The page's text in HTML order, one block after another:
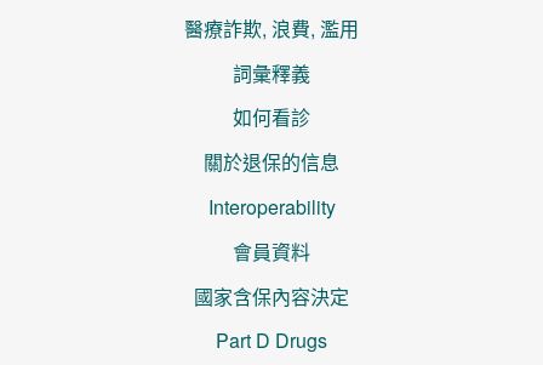
醫療詐欺, 浪費, 濫用
詞彙釋義
如何看診
關於退保的信息
Interoperability
會員資料
國家含保內容決定
Part D Drugs